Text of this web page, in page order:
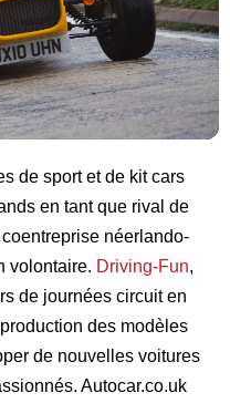
de sport et de kit cars
en tant que rival de
néerlando-
volontaire. Driving-Fun,
de journées circuit en
des modèles
de nouvelles voitures
Autocar.co.uk